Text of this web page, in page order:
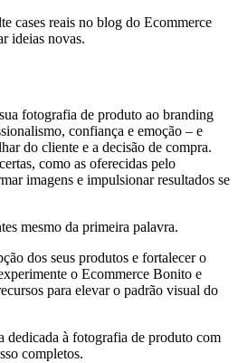
cases reais no blog do Ecommerce
ideias novas.
fotografia de produto ao branding
confiança e emoção – e
do cliente e a decisão de compra.
como as oferecidas pelo
imagens e impulsionar resultados se
mesmo da primeira palavra.
dos seus produtos e fortalecer o
o Ecommerce Bonito e
para elevar o padrão visual do
dedicada à fotografia de produto com
completos.